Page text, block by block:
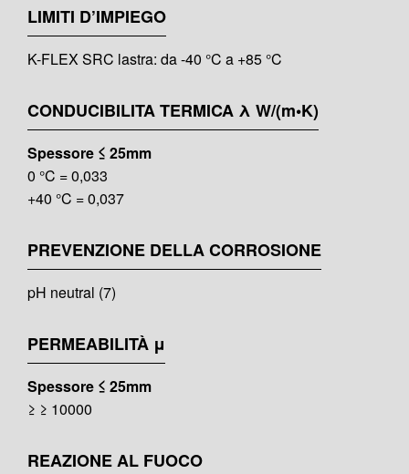
LIMITI D’IMPIEGO
K-FLEX SRC lastra: da -40 °C a +85 °C
CONDUCIBILITA TERMICA λ W/(m•K)
Spessore ≤ 25mm
0 °C = 0,033
+40 °C = 0,037
PREVENZIONE DELLA CORROSIONE
pH neutral (7)
PERMEABILITÀ μ
Spessore ≤ 25mm
≥ ≥ 10000
REAZIONE AL FUOCO